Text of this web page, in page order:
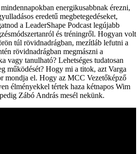
energikusabbnak érezni,
eredetű megbetegedéseket,
a LeaderShape Podcast legújabb
és tréningről. Hogyan volt
túl rövidnadrágban, mezítláb lefutni a
rövidnadrágban megmászni a
vagy tanulható? Lehetséges tudatosan
működését? Hogy mi a titok, azt Varga
mondja el. Hogy az MCC Vezetőképző
élményekkel tértek haza kétnapos Wim
Zábó András mesél nekünk.